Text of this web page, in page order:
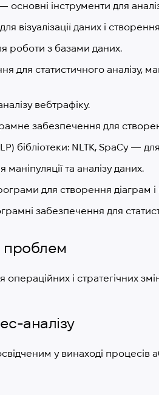
інструменти для
візуалізації даних і
роботи з базами даних.
для статистичного аналізу,
вебтрафіку.
забезпечення для
бібліотеки: NLTK, SpaCy —
та аналізу даних.
для створення діаграм і
забезпечення для
проблем
і стратегічних
аналізу
у винаході процесів